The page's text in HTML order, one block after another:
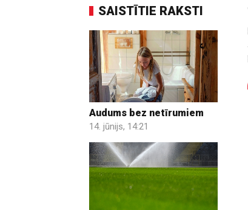
SAISTĪTIE RAKSTI
Audums bez netīrumiem
14. jūnijs, 14:21